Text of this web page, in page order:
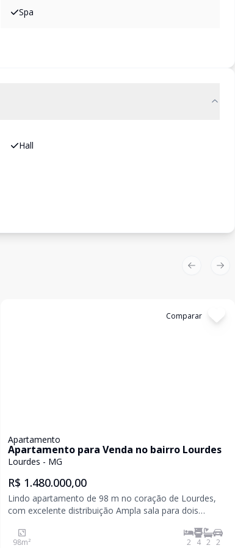
Spa
Hall
Comparar
Apartamento
Apartamento para Venda no bairro Lourdes
Lourdes - MG
R$ 1.480.000,00
Lindo apartamento de 98 m no coração de Lourdes,
com excelente distribuição Ampla sala para dois
integrada, equipada com cortina de vidro,
98m² 2 4 2 2
Previous